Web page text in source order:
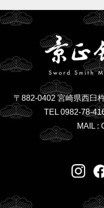
〒882-0402 宮崎県西臼
TEL 0982-78-
MAIL :